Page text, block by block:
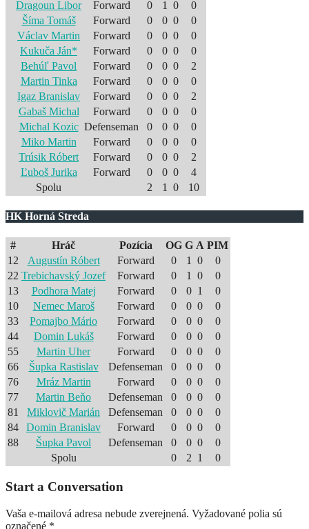
Dragoun Libor
Forward 0 1 0
0
Šíma Tomáš
Forward 0 0 0
0
Václav Martin
Forward 0 0 0
0
Kukuča Ján*
Forward 0 0 0
0
Behúľ Pavol
Forward 0 0 0
2
Martin Tinka
Forward 0 0 0
0
Igaz Branislav
Forward 0 0 0
2
Gabaš Michal
Forward 0 0 0
0
Michal Kozic Defenseman 0 0 0
0
Miko Martin
Forward 0 0 0
0
Trúsik Róbert
Forward 0 0 0
2
Ľuboš Jurika
Forward 0 0 0
4
Spolu
2 1 0 10
HK Horná Streda
# Hráč Pozícia OG G A PIM
12
Augustín Róbert Forward 0 1 0
0
22 Trebichavský Jozef Forward 0 1 0
0
13
Podhora Matej Forward 0 0 1
0
10
Nemec Maroš Forward 0 0 0
0
33
Pomajbo Mário Forward 0 0 0
0
44
Domin Lukáš Forward 0 0 0
0
55
Martin Uher Forward 0 0 0
0
66
Šupka Rastislav Defenseman 0 0 0
0
76
Mráz Martin Forward 0 0 0
0
77
Martin Beňo Defenseman 0 0 0
0
81
Miklovič Marián Defenseman 0 0 0
0
84
Domin Branislav Forward 0 0 0
0
88
Šupka Pavol Defenseman 0 0 0
0
Spolu
0 2 1 0
Start a Conversation
Vaša e-mailová adresa nebude zverejnená. Vyžadované polia sú
označené *